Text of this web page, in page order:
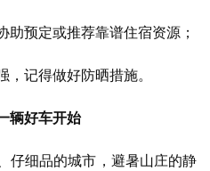
预定或推荐靠谱住宿资源；
记得做好防晒措施。
辆好车开始
细品的城市，避暑山庄的静